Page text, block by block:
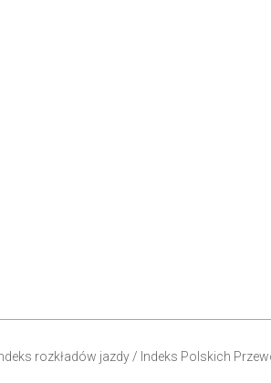
rozkładów jazdy/ Indeks Polskich